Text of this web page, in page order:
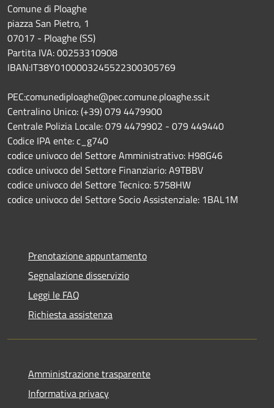
Comune di Ploaghe
piazza San Pietro, 1
07017 - Ploaghe (SS)
Partita IVA: 00253310908
IBAN:IT38Y0100003245522300305769
PEC:comunediploaghe@pec.comune.ploaghe.ss.it
Centralino Unico: (+39) 079 4479900
Centrale Polizia Locale: 079 4479902 - 079 449440
Codice IPA ente: c_g740
codice univoco del Settore Amministrativo: H98G46
codice univoco del Settore Finanziario: A9TBBV
codice univoco del Settore Tecnico: 5758HW
codice univoco del Settore Socio Assistenziale: 1BAL1M
Prenotazione appuntamento
Segnalazione disservizio
Leggi le FAQ
Richiesta assistenza
Amministrazione trasparente
Informativa privacy